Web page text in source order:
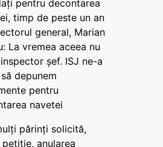
pentru decontarea
timp de peste un an
general, Marian
La vremea aceea nu
șef. ISJ ne-a
depunem
pentru
navetei
părinți solicită,
anularea